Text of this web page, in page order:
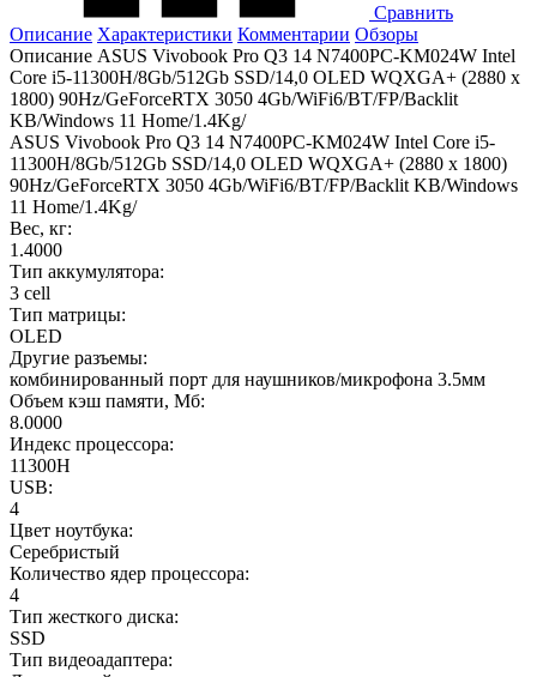
Сравнить
Описание Характеристики Комментарии Обзоры
Описание ASUS Vivobook Pro Q3 14 N7400PC-KM024W Intel
Core i5-11300H/8Gb/512Gb SSD/14,0 OLED WQXGA+ (2880 x
1800) 90Hz/GeForceRTX 3050 4Gb/WiFi6/BT/FP/Backlit
KB/Windows 11 Home/1.4Kg/
ASUS Vivobook Pro Q3 14 N7400PC-KM024W Intel Core i5-
11300H/8Gb/512Gb SSD/14,0 OLED WQXGA+ (2880 x 1800)
90Hz/GeForceRTX 3050 4Gb/WiFi6/BT/FP/Backlit KB/Windows
11 Home/1.4Kg/
Вес, кг:
1.4000
Тип аккумулятора:
3 cell
Тип матрицы:
OLED
Другие разъемы:
комбинированный порт для наушников/микрофона 3.5мм
Объем кэш памяти, Мб:
8.0000
Индекс процессора:
11300H
USB:
4
Цвет ноутбука:
Серебристый
Количество ядер процессора:
4
Тип жесткого диска:
SSD
Тип видеоадаптера: